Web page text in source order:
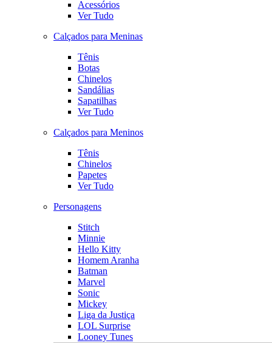
Acessórios
Ver Tudo
Calçados para Meninas
Tênis
Botas
Chinelos
Sandálias
Sapatilhas
Ver Tudo
Calçados para Meninos
Tênis
Chinelos
Papetes
Ver Tudo
Personagens
Stitch
Minnie
Hello Kitty
Homem Aranha
Batman
Marvel
Sonic
Mickey
Liga da Justiça
LOL Surprise
Looney Tunes